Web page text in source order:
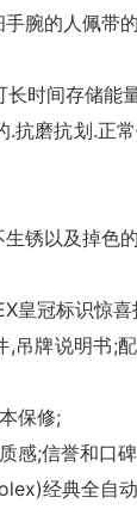
手腕的人佩带
长时间存储能
.抗磨抗划.正
生锈以及掉色的
皇冠标识惊喜
,吊牌说明书;
保修;
感;信誉和口
经典全自